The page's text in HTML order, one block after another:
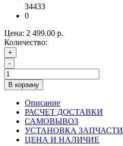
34433
0
Цена: 2 499.00 р.
Количество:
+
-
В корзину
Описание
РАСЧЕТ ДОСТАВКИ
САМОВЫВОЗ
УСТАНОВКА ЗАПЧАСТИ
ЦЕНА И НАЛИЧИЕ